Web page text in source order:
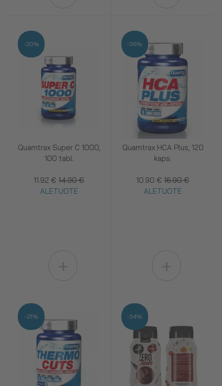
Quamtrax Super C 1000,
100 tabl.
11.92 € 14.90 €
ALETUOTE
-20%
Quamtrax HCA Plus, 120
kaps.
10.90 € 16.90 €
ALETUOTE
-36%
-21% -34%